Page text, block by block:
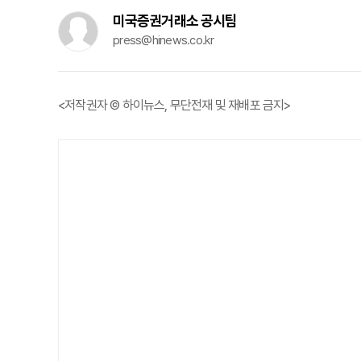
미국증권거래소 공시팀
press@hinews.co.kr
<저작권자 © 하이뉴스, 무단전재 및 재배포 금지>